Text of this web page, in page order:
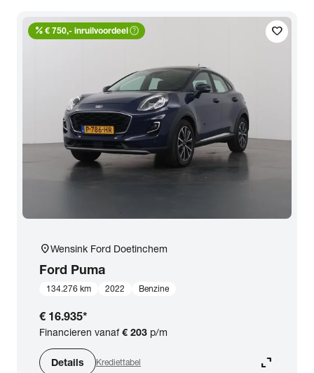
favorite
percent € 750,- inruilvoordeelhelp_outline
location_onWensink Ford Doetinchem
Ford Puma
134.276 km 2022 Benzine
€ 16.935*
Financieren vanaf€ 203 p/m
Details Krediettabel expand_content